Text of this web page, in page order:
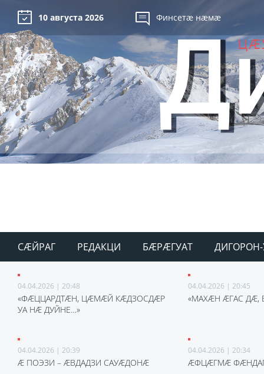
10 августа 2026 Финсетæ нæмæ
СÆЙРАГ РЕДАКЦИ БÆРÆГУАТ ДИГОРОН-
04.04.2026 | 20:48
«ФÆЦЦАРДТÆН, ЦÆМÆЙ КÆДЗОСДÆР
УА НÆ ДУЙНЕ…»
04.04.2026 | 20:45
«МАХÆН ÆГАС ДÆ,
04.04.2026 | 20:39
Æ ПОЭЗИ – ÆВДАДЗИ САУÆДОНÆ
04.04.2026 | 20:34
ÆФЦÆГМÆ